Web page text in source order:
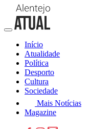
Início
Atualidade
Política
Desporto
Cultura
Sociedade
Mais Notícias
Magazine